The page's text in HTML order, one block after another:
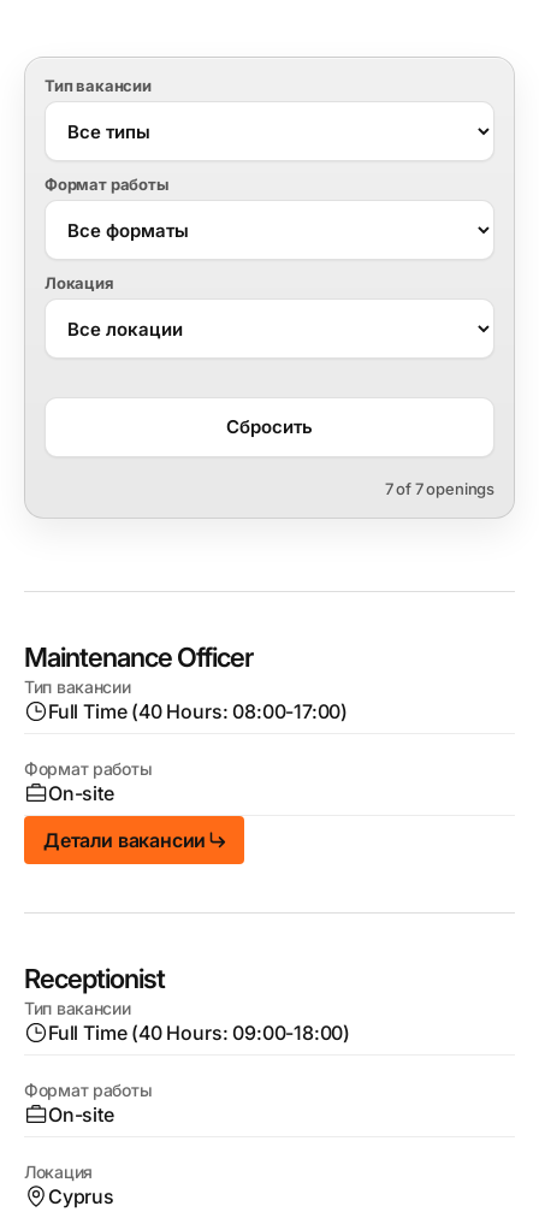
Тип вакансии
Формат работы
Локация
Сбросить
7 of 7 openings
Maintenance Officer
Тип вакансии
Full Time (40 Hours: 08:00-17:00)
Формат работы
On-site
Детали вакансии
Receptionist
Тип вакансии
Full Time (40 Hours: 09:00-18:00)
Формат работы
On-site
Локация
Cyprus